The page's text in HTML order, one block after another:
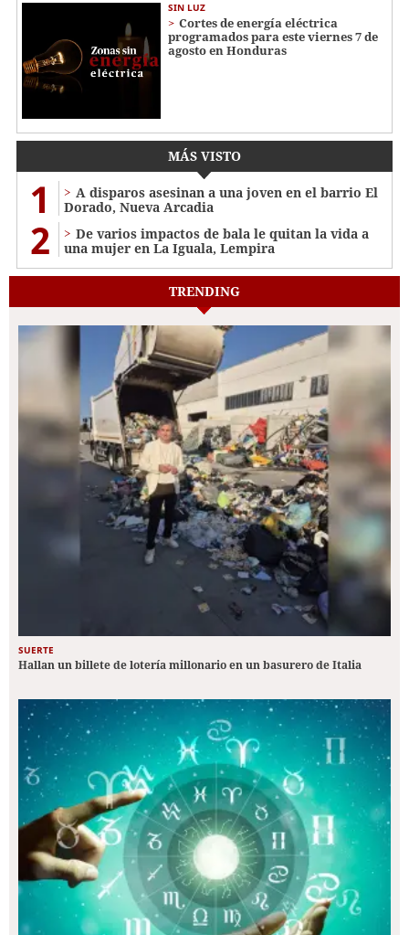
SIN LUZ
Cortes de energía eléctrica
programados para este viernes 7 de
agosto en Honduras
MÁS VISTO
1
A disparos asesinan a una joven en el barrio El
Dorado, Nueva Arcadia
2
De varios impactos de bala le quitan la vida a
una mujer en La Iguala, Lempira
TRENDING
SUERTE
Hallan un billete de lotería millonario en un basurero de Italia